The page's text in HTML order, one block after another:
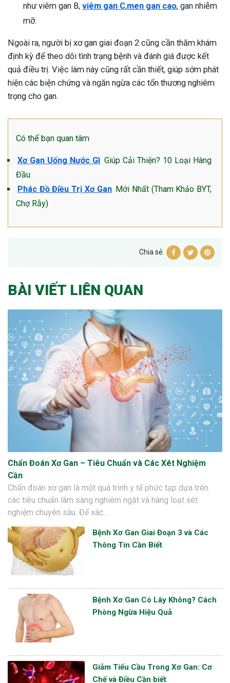
nhưviêm gan B, viêm gan C,men gan cao, gan nhiễm
mỡ.
Ngoài ra, người bị xơ gan giai đoạn 2 cũng cần thăm khám
định kỳ để theo dõi tình trạng bệnh và đánh giá được kết
quả điều trị. Việc làm này cũng rất cần thiết, giúp sớm phát
hiện các biện chứng và ngăn ngừa các tổn thương nghiêm
trọng cho gan.
Có thể bạn quan tâm
Xơ Gan Uống Nước Gì Giúp Cải Thiện? 10 Loại Hàng
Đầu
Phác Đồ Điều Trị Xơ Gan Mới Nhất (Tham Khảo BYT,
Chợ Rẫy)
Chia sẻ:
BÀI VIẾT LIÊN QUAN
Chẩn Đoán Xơ Gan – Tiêu Chuẩn và Các Xét Nghiệm
Cần
Chẩn đoán xơ gan là một quá trình y tế phức tạp dựa trên
các tiêu chuẩn lâm sàng nghiêm ngặt và hàng loạt xét
nghiệm chuyên sâu. Để xác…
Bệnh Xơ Gan Giai Đoạn 3 và Các
Thông Tin Cần Biết
Bệnh Xơ Gan Có Lây Không? Cách
Phòng Ngừa Hiệu Quả
Giảm Tiểu Cầu Trong Xơ Gan: Cơ
Chế và Điều Cần biết